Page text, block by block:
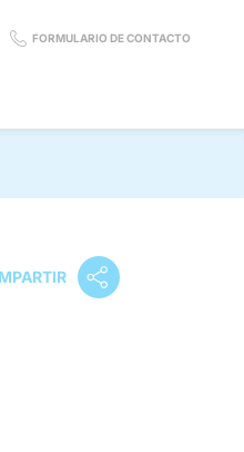
FORMULARIO DE CONTACTO